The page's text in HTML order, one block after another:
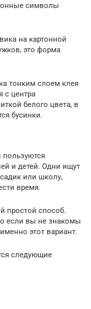
символы
на картонной
это форма
тонким слоем клея
с центра
белого цвета, в
бусинки.
пользуются
и детей. Одни ищут
или школу,
время.
простой способ.
если вы не знакомы
этот вариант.
следующие